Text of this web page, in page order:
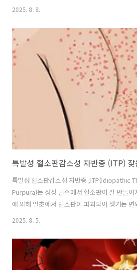
지 종합적으로 판단해야 합니다. ITP의 증상은
다월경(menorrhagia)이 나타납니다. 다른 질
트는, 비장비대가 없고, 림프절 비대가 없다는
반드시 백혈병, 림프종, SLE 등 다른 질환의 감
견에서 Platelet count 가 감소되어 나타납니
2025. 8. 8.
특발성 혈소판감소성 자반증
Purpura)는 정상 골수에서 혈소판이 잘 만들어
에 의해 말초에서 혈소판이 파괴되어 생기는
의 소아에서 성별 무관 (M = F) 하게 발생합니
도 바이러스 감염 1~4주 후에 바이러스 항원
대한 비정상적인 항체가 형성되는데, 항체-혈
2025. 8. 5.